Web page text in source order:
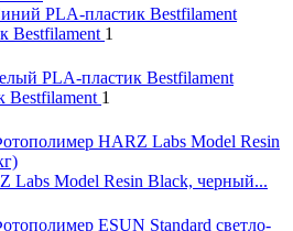
Bestfilament 1
Bestfilament 1
Labs Model Resin Black, черный...